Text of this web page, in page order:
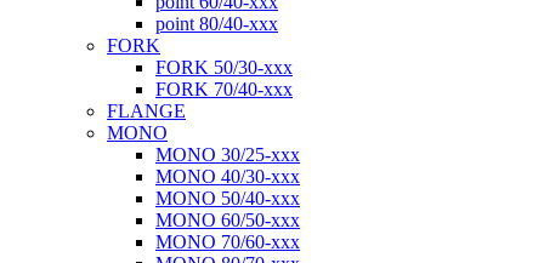
point 80/40-xxx
FORK
FORK 50/30-xxx
FORK 70/40-xxx
FLANGE
MONO
MONO 30/25-xxx
MONO 40/30-xxx
MONO 50/40-xxx
MONO 60/50-xxx
MONO 70/60-xxx